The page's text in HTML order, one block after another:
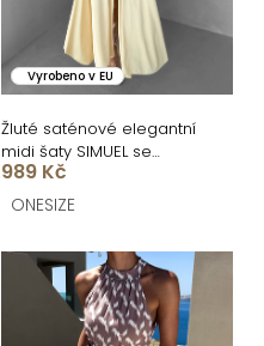
Vyrobeno v EU
Žluté saténové elegantní
midi šaty SIMUEL se
šněrováním
989 Kč
ONESIZE